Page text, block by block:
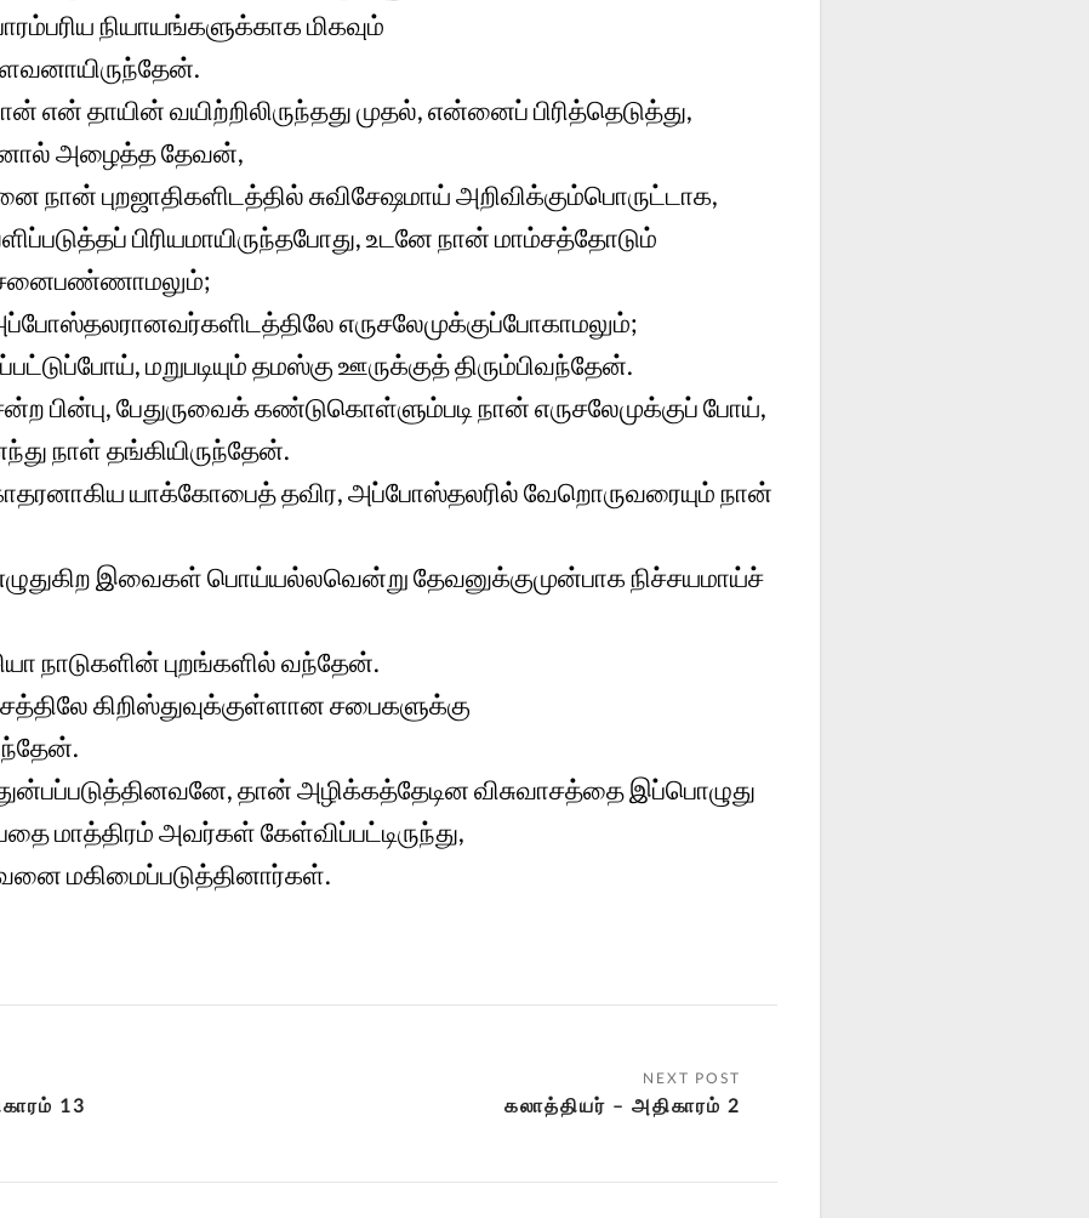
நியாயங்களுக்காக மிகவும்
என் தாயின் வயிற்றிலிருந்தது முதல், என்னைப் பிரித்தெடுத்து,
அழைத்த தேவன்,
நான் புறஜாதிகளிடத்தில் சுவிசேஷமாய் அறிவிக்கும்பொருட்டாக,
பிரியமாயிருந்தபோது, உடனே நான் மாம்சத்தோடும்
எருசலேமுக்குப்போகாமலும்;
மறுபடியும் தமஸ்கு ஊருக்குத் திரும்பிவந்தேன்.
பின்பு, பேதுருவைக் கண்டுகொள்ளும்படி நான் எருசலேமுக்குப் போய்,
நாள் தங்கியிருந்தேன்.
யாக்கோபைத் தவிர, அப்போஸ்தலரில் வேறொருவரையும் நான்
இவைகள் பொய்யல்லவென்று தேவனுக்குமுன்பாக நிச்சயமாய்ச்
நாடுகளின் புறங்களில் வந்தேன்.
கிறிஸ்துவுக்குள்ளான சபைகளுக்கு
தான் அழிக்கத்தேடின விசுவாசத்தை இப்பொழுது
மாத்திரம் அவர்கள் கேள்விப்பட்டிருந்து,
மகிமைப்படுத்தினார்கள்.
13 கலாத்தியர் – அதிகாரம் 2